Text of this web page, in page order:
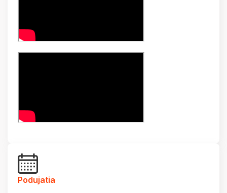
Podujatia